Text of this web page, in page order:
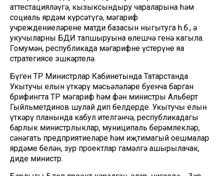
аттестацияләүгә, кызыксындыру чараларына һәм
социаль ярдәм күрсәтүгә, мәгариф
учреждениеләренең матди базасын ныгытуга һ.б., ә
укучыларның БДИ тапшыруына өлешчә генә кагыла.
Гомумән, республикада мәгарифне үстерүнең яңа
стратегиясе эшкәртелә.
Бүген ТР Министрлар Кабинетында Татарстанда
Укытучы елын үткәрү мәсьәләләре буенча барган
брифингта ТР мәгариф һәм фән министры Альберт
Гыйльметдинов шулай дип белдерде. Укытучы елын
үткәрү планында кабул ителгәнчә, республикадагы
барлык министрлыклар, муниципаль берәмлекләр,
сәнәгать предприятиеләре һәм иҗтимагый оешмалар
ярдәме белән, зур проектлар гамәлгә ашырылачак,
диде министр.